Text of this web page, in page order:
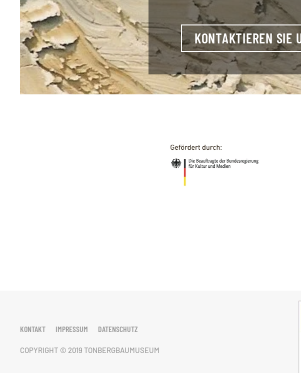
KONTAKTIEREN SIE
KONTAKT IMPRESSUM DATENSCHUTZ
COPYRIGHT © 2019 TONBERGBAUMUSEUM